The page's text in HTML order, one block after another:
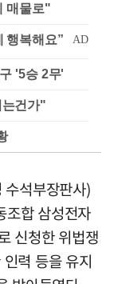
매물로"
'5승 2무'
건가"
석부장판사)
조합 삼성전자
신청한 위법쟁
력 등을 유지